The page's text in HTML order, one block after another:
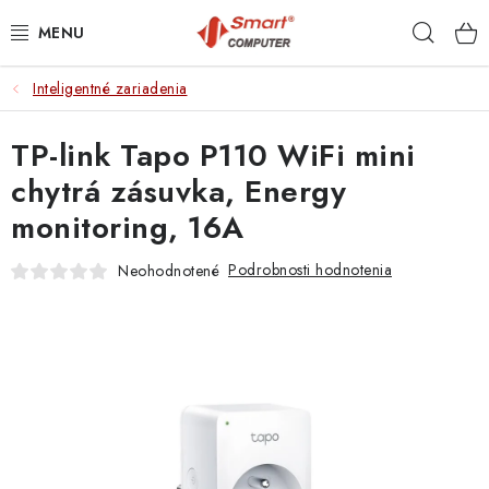
na
NOTEBOOKY
MOBILNÉ ZARIADENIA
PC A KOMPONENTY
PERIFÉRIE
Inteligentné zariadenia
TP-link Tapo P110 WiFi mini
chytrá zásuvka, Energy
monitoring, 16A
Neohodnotené Podrobnosti hodnotenia